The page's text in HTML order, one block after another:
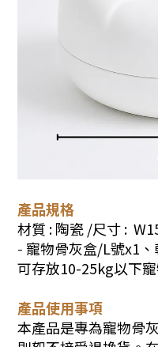
產品規格
材質 : 陶瓷 /尺寸 :
- 寵物骨灰盒/L號x1
可存放10-25kg以下
產品使用事項
本產品是專為寵物骨